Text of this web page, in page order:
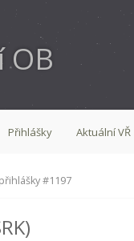
OB
Přihlášky Aktuální VŘ
#1197